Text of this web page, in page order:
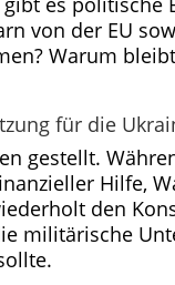
von der EU
Warum
für die
gestellt.
Hilfe,
den
militärische